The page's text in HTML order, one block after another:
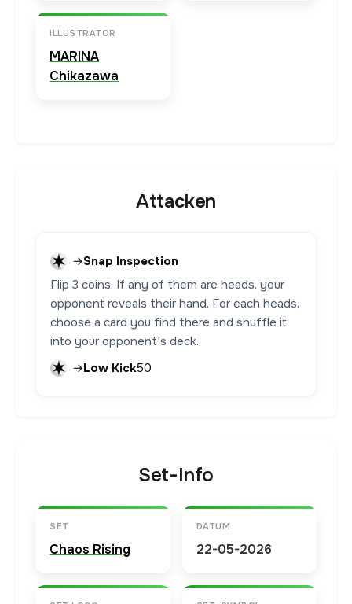
ILLUSTRATOR
MARINA
Chikazawa
Attacken
→Snap Inspection
Flip 3 coins. If any of them are heads, your
opponent reveals their hand. For each heads,
choose a card you find there and shuffle it
into your opponent's deck.
→Low Kick50
Set-Info
SET
Chaos Rising
DATUM
22-05-2026